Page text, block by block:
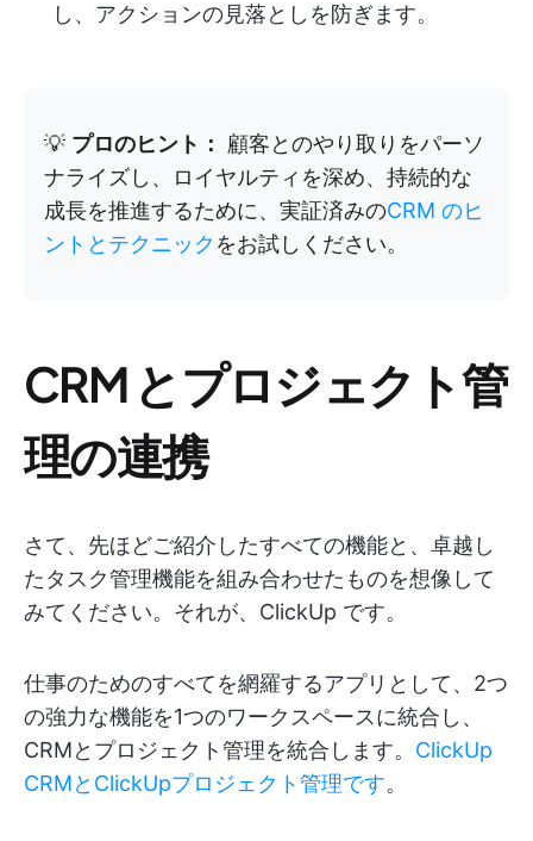
し、アクションの見落としを防ぎます。
💡 プロのヒント：
顧客とのやり取りをパーソ
ナライズし、ロイヤルティを深め、持続的な
成長を推進するために、実証済みのCRM のヒ
ントとテクニック をお試しください。
CRM とプロジェクト管
理の連携
さて、先ほどご紹介したすべての機能と、卓越し
たタスク管理機能を組み合わせたものを想像して
みてください。それが、ClickUp です。
仕事のためのすべてを網羅するアプリとして、2つ
の強力な機能を1つのワークスペースに統合し、
CRMとプロジェクト管理を統合します。 ClickUp
CRMとClickUpプロジェクト管理です。